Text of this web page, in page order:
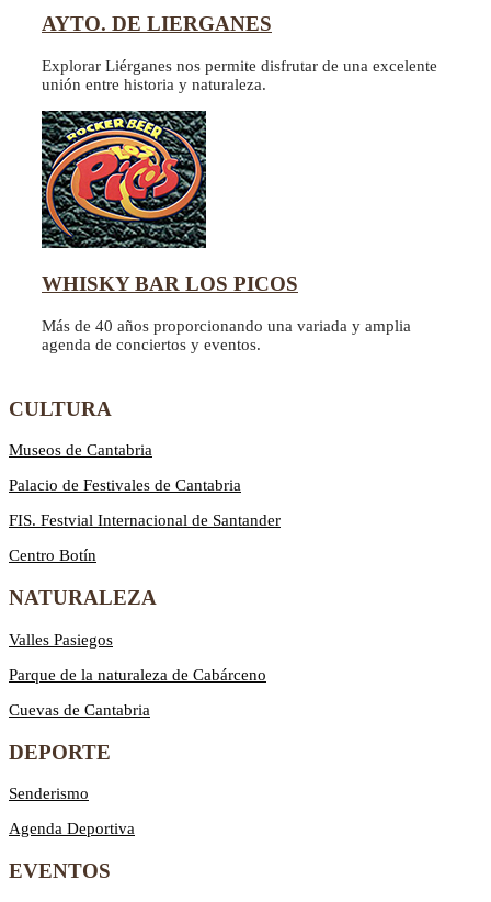
AYTO. DE LIERGANES
Explorar Liérganes nos permite disfrutar de una excelente
unión entre historia y naturaleza.
WHISKY BAR LOS PICOS
Más de 40 años proporcionando una variada y amplia
agenda de conciertos y eventos.
CULTURA
Museos de Cantabria
Palacio de Festivales de Cantabria
FIS. Festvial Internacional de Santander
Centro Botín
NATURALEZA
Valles Pasiegos
Parque de la naturaleza de Cabárceno
Cuevas de Cantabria
DEPORTE
Senderismo
Agenda Deportiva
EVENTOS